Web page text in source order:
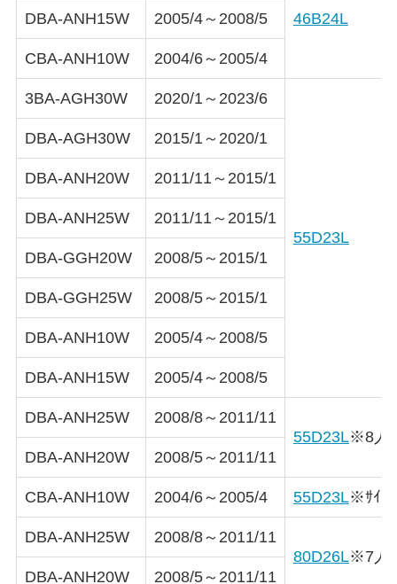
46B24L
DBA-ANH15W 2005/4～2008/5
CBA-ANH10W 2004/6～2005/4
3BA-AGH30W 2020/1～2023/6
55D23L
DBA-AGH30W 2015/1～2020/1
DBA-ANH20W 2011/11～2015/1
DBA-ANH25W 2011/11～2015/1
DBA-GGH20W 2008/5～2015/1
DBA-GGH25W 2008/5～2015/1
DBA-ANH10W 2005/4～2008/5
DBA-ANH15W 2005/4～2008/5
DBA-ANH25W
2008/8～2011/11
55D23L※8人
DBA-ANH20W
2008/5～2011/11
CBA-ANH10W 2004/6～2005/4 55D23L※ｻｲﾄﾞ
DBA-ANH25W
2008/8～2011/11
80D26L※7人
DBA-ANH20W
2008/5～2011/11